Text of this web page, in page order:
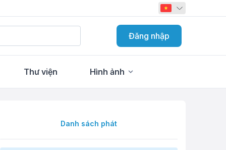
Đăng nhập
Thư viện Hình ảnh
Danh sách phát